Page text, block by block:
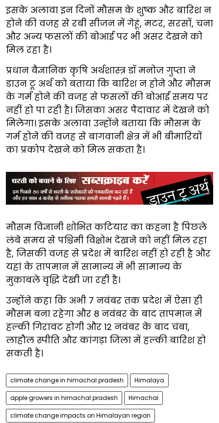
इसके अलावा इन दिनों मौसम के शुष्क और बारिश न
होने की वजह से रबी सीजन में गेहूं, मटर, सरसों, चना
और अन्य फसलों की बोआई पर भी असर देखने को
मिल रहा है।
प्रधान वैज्ञानिक कृषि अर्थशास्त्र डॉ मनोज गुप्ता ने
डाउन टू अर्थ को बताया कि बारिश न होने और मौसम
के गर्म होने की वजह से फसलों की बोआई समय पर
नहीं हो पा रही है। जिसका असर पैदावार में देखने को
मिलेगा। इसके अलावा उन्होंने बताया कि मौसम के
गर्म होने की वजह से बागवानी क्षेत्र में भी बीमारियों
का प्रकोप देखने को मिल सकता है।
मौसम विज्ञानी शोभित कटियार का कहना है पिछले
लंबे समय से पश्चिमी विक्षोभ देखने को नहीं मिल रहा
है, जिसकी वजह से प्रदेश में बारिश नहीं हो रही है और
यहां के तापमान में सामान्य में भी सामान्य के
मुकाबले वृद्धि देखी जा रही है।
उन्होंने कहा कि अभी 7 नवंबर तक प्रदेश में ऐसा ही
मौसम बना रहेगा और 8 नवंबर के बाद तापमान में
हल्की गिरावट होगी और 12 नवंबर के बाद चंबा,
लाहौल स्पीति और कांगड़ा जिला में हल्की बारिश हो
सकती है।
climate change in himachal pradesh Himalaya
apple growers in himachal pradesh Himachal
climate change impacts on Himalayan region